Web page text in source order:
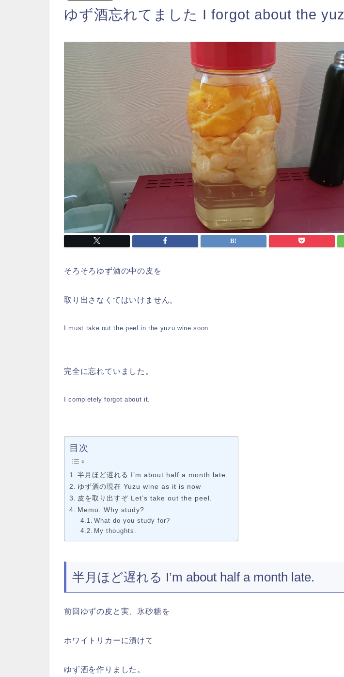
ゆず酒忘れてました I forgot about the
そろそろゆず酒の中の皮を
取り出さなくてはいけません。
I must take out the peel in the yuzu wine soon.
完全に忘れていました。
I completely forgot about it.
目次
半月ほど遅れる I’m about half a month late.
ゆず酒の現在 Yuzu wine as it is now
皮を取り出すぞ Let’s take out the peel.
Memo: Why study?
What do you study for?
My thoughts.
半月ほど遅れる I’m about half a month late.
前回ゆずの皮と実、氷砂糖を
ホワイトリカーに漬けて
ゆず酒を作りました。